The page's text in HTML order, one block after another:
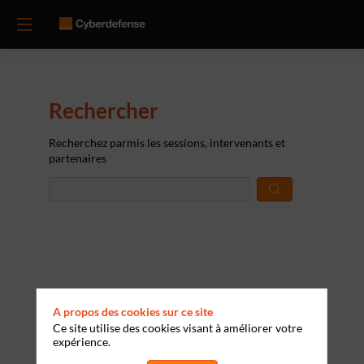
Rechercher
Recherchez parmis les sessions, intervenants et
partenaires
A propos des cookies sur ce site
Ce site utilise des cookies visant à améliorer votre
expérience.